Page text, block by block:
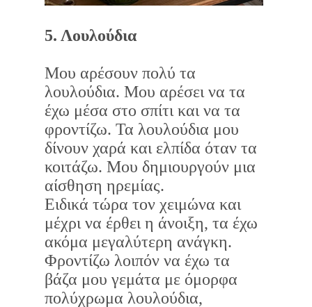
5. Λουλούδια
Μου αρέσουν πολύ τα
λουλούδια. Μου αρέσει να τα
έχω μέσα στο σπίτι και να τα
φροντίζω. Τα λουλούδια μου
δίνουν χαρά και ελπίδα όταν τα
κοιτάζω. Μου δημιουργούν μια
αίσθηση ηρεμίας.
Ειδικά τώρα τον χειμώνα και
μέχρι να έρθει η άνοιξη, τα έχω
ακόμα μεγαλύτερη ανάγκη.
Φροντίζω λοιπόν να έχω τα
βάζα μου γεμάτα με όμορφα
πολύχρωμα λουλούδια,